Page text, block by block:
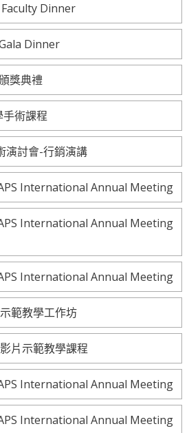
Faculty Dinner
Dinner
獎典禮
術課程
演討會-行銷演講
International Annual Meeting
International Annual Meeting
International Annual Meeting
範教學工作坊
片示範教學課程
International Annual Meeting
International Annual Meeting